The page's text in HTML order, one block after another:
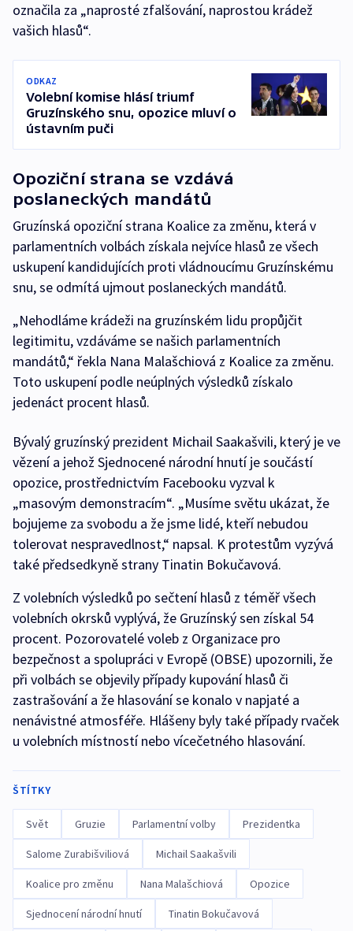
označila za „naprosté zfalšování, naprostou krádež
vašich hlasů“.
ODKAZ
Volební komise hlásí triumf
Gruzínského snu, opozice mluví o
ústavním puči
Opoziční strana se vzdává
poslaneckých mandátů
Gruzínská opoziční strana Koalice za změnu, která v
parlamentních volbách získala nejvíce hlasů ze všech
uskupení kandidujících proti vládnoucímu Gruzínskému
snu, se odmítá ujmout poslaneckých mandátů.
„Nehodláme krádeži na gruzínském lidu propůjčit
legitimitu, vzdáváme se našich parlamentních
mandátů,“ řekla Nana Malašchiová z Koalice za změnu.
Toto uskupení podle neúplných výsledků získalo
jedenáct procent hlasů.
Bývalý gruzínský prezident Michail Saakašvili, který je ve
vězení a jehož Sjednocené národní hnutí je součástí
opozice, prostřednictvím Facebooku vyzval k
„masovým demonstracím“. „Musíme světu ukázat, že
bojujeme za svobodu a že jsme lidé, kteří nebudou
tolerovat nespravedlnost,“ napsal. K protestům vyzývá
také předsedkyně strany Tinatin Bokučavová.
Z volebních výsledků po sečtení hlasů z téměř všech
volebních okrsků vyplývá, že Gruzínský sen získal 54
procent. Pozorovatelé voleb z Organizace pro
bezpečnost a spolupráci v Evropě (OBSE) upozornili, že
při volbách se objevily případy kupování hlasů či
zastrašování a že hlasování se konalo v napjaté a
nenávistné atmosféře. Hlášeny byly také případy rvaček
u volebních místností nebo vícečetného hlasování.
ŠTÍTKY
Svět Gruzie Parlamentní volby Prezidentka
Salome Zurabišviliová Michail Saakašvili
Koalice pro změnu Nana Malašchiová Opozice
Sjednocení národní hnutí Tinatin Bokučavová